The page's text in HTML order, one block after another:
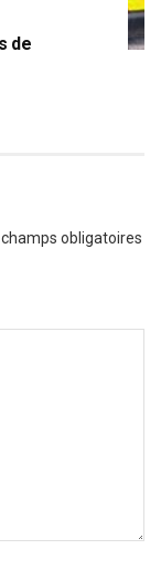
de
champs obligatoires